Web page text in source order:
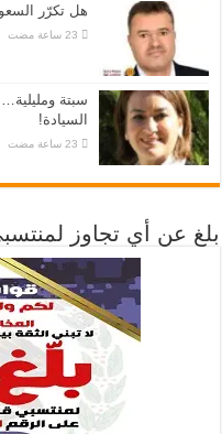
هل تكرّر
سبتة
السيادة!
بلغ عن أي تجاوز